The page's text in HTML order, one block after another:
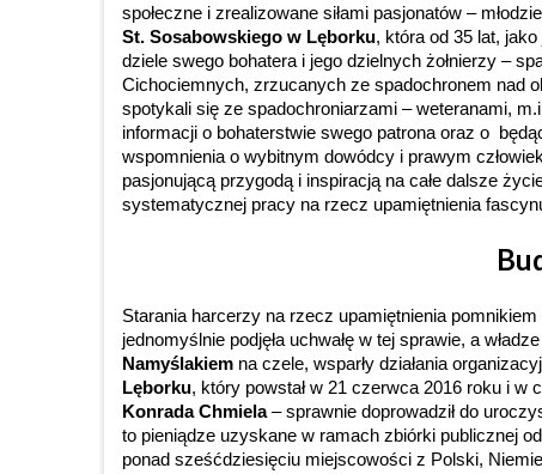
społeczne i zrealizowane siłami pasjonatów –
St. Sosabowskiego w Lęborku, która od 35 lat,
dziele swego bohatera i jego dzielnych żołnierzy –
Cichociemnych, zrzucanych ze spadochronem nad
spotykali się ze spadochroniarzami – weteranami,
informacji o bohaterstwie swego patrona oraz o
wspomnienia o wybitnym dowódcy i prawym
pasjonującą przygodą i inspiracją na całe dalsze
systematycznej pracy na rzecz upamiętnienia
Starania harcerzy na rzecz upamiętnienia
jednomyślnie podjęła uchwałę w tej sprawie, a
Namyślakiem na czele, wsparły działania
Lęborku, który powstał w 21 czerwca 2016 roku i
Konrada Chmiela– sprawnie doprowadził do
to pieniądze uzyskane w ramach zbiórki publicznej
ponad sześćdziesięciu miejscowości z Polski,